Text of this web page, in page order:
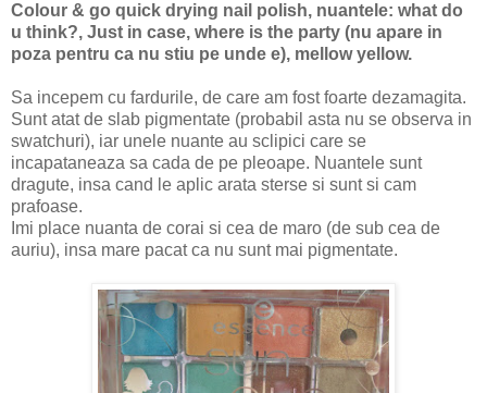
Colour & go quick drying nail polish, nuantele: what do
u think?, Just in case, where is the party (nu apare in
poza pentru ca nu stiu pe unde e), mellow yellow.
Sa incepem cu fardurile, de care am fost foarte dezamagita.
Sunt atat de slab pigmentate (probabil asta nu se observa in
swatchuri), iar unele nuante au sclipici care se
incapataneaza sa cada de pe pleoape. Nuantele sunt
dragute, insa cand le aplic arata sterse si sunt si cam
prafoase.
Imi place nuanta de corai si cea de maro (de sub cea de
auriu), insa mare pacat ca nu sunt mai pigmentate.